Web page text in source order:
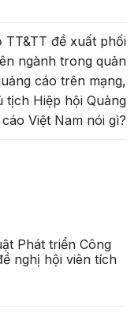
TT&TT đề xuất phối
ngành trong quản
cáo trên mạng,
tịch Hiệp hội Quảng
cáo Việt Nam nói gì?
Phát triển Công
nghị hội viên tích